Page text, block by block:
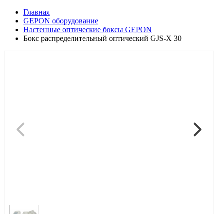
Главная
GEPON оборудование
Настенные оптические боксы GEPON
Бокс распределительный оптический GJS-X 30